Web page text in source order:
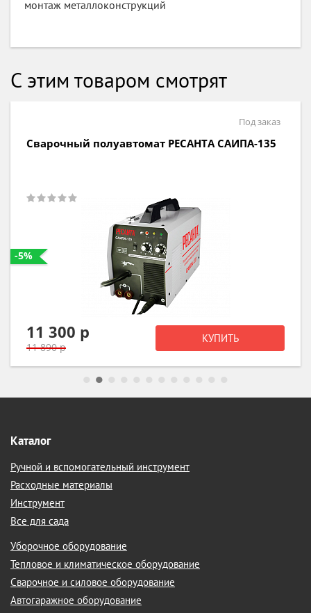
монтаж металлоконструкций
С этим товаром смотрят
Под заказ
Сварочный полуавтомат РЕСАНТА САИПА-200
-5%
21 460 р
22 590 р
КУПИТЬ
Каталог
Ручной и вспомогательный инструмент
Расходные материалы
Инструмент
Все для сада
Уборочное оборудование
Тепловое и климатическое оборудование
Сварочное и силовое оборудование
Автогаражное оборудование